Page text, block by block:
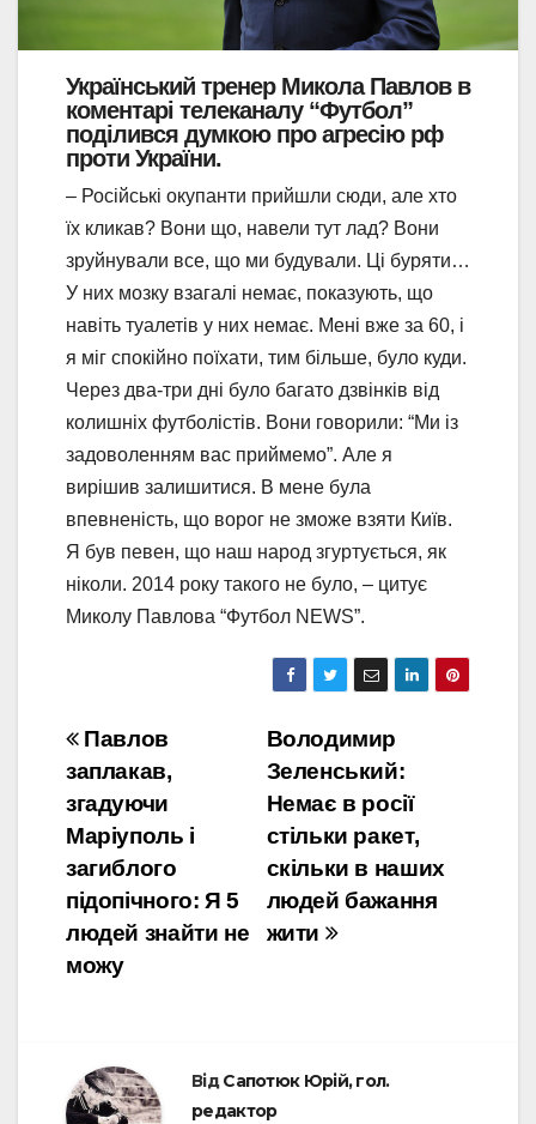
Український тренер Микола Павлов в
коментарі телеканалу “Футбол”
поділився думкою про агресію рф
проти України.
– Російські окупанти прийшли сюди, але хто
їх кликав? Вони що, навели тут лад? Вони
зруйнували все, що ми будували. Ці буряти…
У них мозку взагалі немає, показують, що
навіть туалетів у них немає. Мені вже за 60, і
я міг спокійно поїхати, тим більше, було куди.
Через два-три дні було багато дзвінків від
колишніх футболістів. Вони говорили: “Ми із
задоволенням вас приймемо”. Але я
вирішив залишитися. В мене була
впевненість, що ворог не зможе взяти Київ.
Я був певен, що наш народ згуртується, як
ніколи. 2014 року такого не було, – цитує
Миколу Павлова “Футбол NEWS”.
Навігація
записів
Володимир
Зеленський:
Немає в росії
стільки ракет,
скільки в наших
людей бажання
жити
Павлов
заплакав,
згадуючи
Маріуполь і
загиблого
підопічного: Я 5
людей знайти не
можу
ВідСапотюк Юрій, гол.
редактор